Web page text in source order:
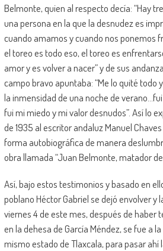
Belmonte, quien al respecto decía: “Hay
una persona en la que la desnudez es
cuando amamos y cuando nos ponemos
el toreo es todo eso, el toreo es
amor y es volver a nacer” y de sus
campo bravo apuntaba: “Me lo quité todo
la inmensidad de una noche de verano…fui
fui mi miedo y mi valor desnudos”. Así lo
de 1935 al escritor andaluz Manuel
forma autobiográfica de manera
obra llamada “Juan Belmonte, matador de
Así, bajo estos testimonios y basado en
poblano Héctor Gabriel se dejó envolver y
viernes 4 de este mes, después de haber
en la dehesa de García Méndez, se fue a
mismo estado de Tlaxcala, para pasar ahí